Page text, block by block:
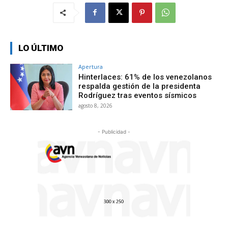
LO ÚLTIMO
Apertura
Hinterlaces: 61% de los venezolanos
respalda gestión de la presidenta
Rodríguez tras eventos sísmicos
agosto 8, 2026
- Publicidad -